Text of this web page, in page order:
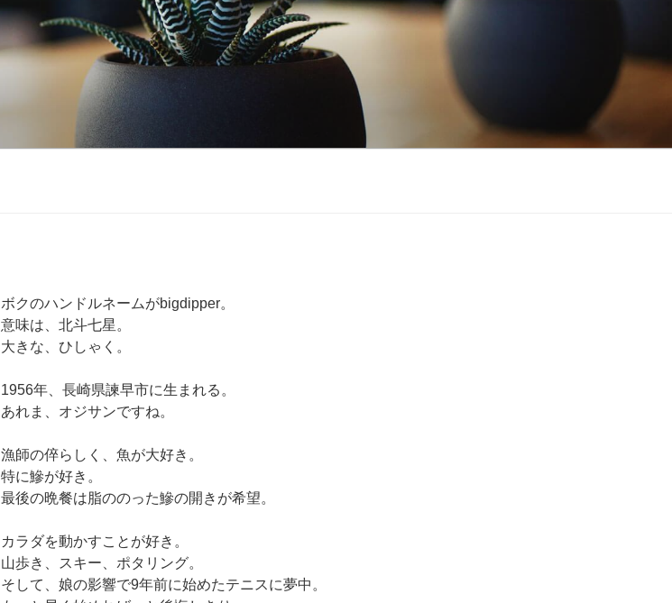
ボクのハンドルネームがbigdipper。
意味は、北斗七星。
大きな、ひしゃく。
1956年、長崎県諫早市に生まれる。
あれま、オジサンですね。
漁師の倅らしく、魚が大好き。
特に鰺が好き。
最後の晩餐は脂ののった鰺の開きが希望。
カラダを動かすことが好き。
山歩き、スキー、ポタリング。
そして、娘の影響で9年前に始めたテニスに夢中。